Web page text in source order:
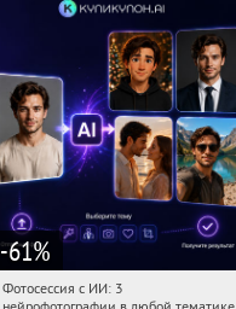
-61%
01:44:46
Фотосессия с ИИ: 3